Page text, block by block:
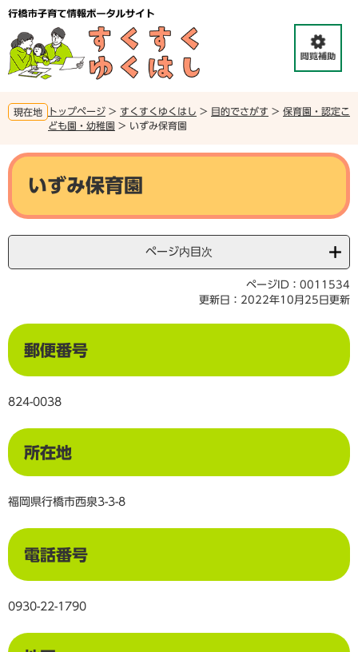
ペ
ジ
の
先
で
メ
ュ
ー
を
ば 現在地 トップページ > すくすくゆくはし > 目的でさがす > 保育園・認定こ
ども園・幼稚園 > いずみ保育園
本
いずみ保育園
ページ内目次
ページID：0011534
更新日：2022年10月25日更新
郵便番号
824-0038
所在地
福岡県行橋市西泉3-3-8
電話番号
0930-22-1790